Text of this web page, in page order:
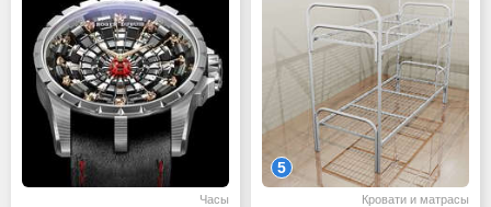
Часы
5
Кровати и матрасы